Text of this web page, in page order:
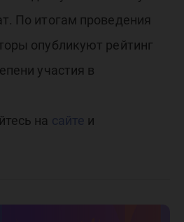
По итогам проведения
опубликуют рейтинг
участия в
на сайте и